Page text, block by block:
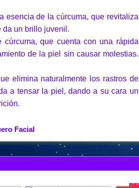
esencia de la cúrcuma, que revitaliza
da un brillo juvenil.
que cuenta con una rápida
de la piel sin causar molestias.
elimina naturalmente los rastros de
a tensar la piel, dando a su cara un
Facial